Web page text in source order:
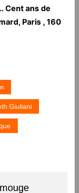
Cent ans de
Paris , 160
Giuliani